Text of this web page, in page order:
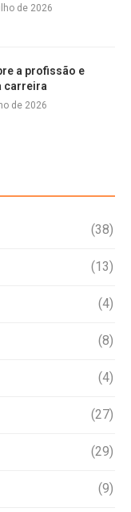
de 2026
a profissão e
carreira
de 2026
(38)
(13)
(4)
(8)
(4)
(27)
(29)
(9)